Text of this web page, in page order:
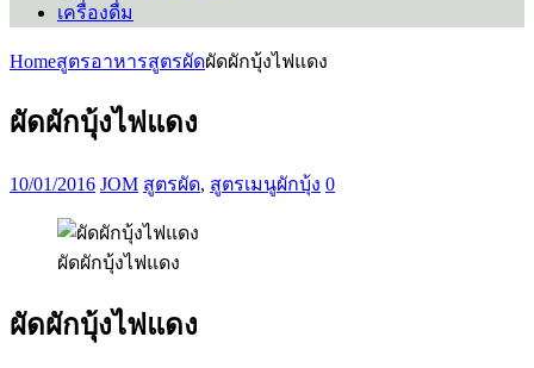
เครื่องดื่ม
Homeสูตรอาหารสูตรผัดผัดผักบุ้งไฟแดง
ผัดผักบุ้งไฟแดง
10/01/2016 JOM สูตรผัด, สูตรเมนูผักบุ้ง 0
ผัดผักบุ้งไฟแดง
ผัดผักบุ้งไฟแดง